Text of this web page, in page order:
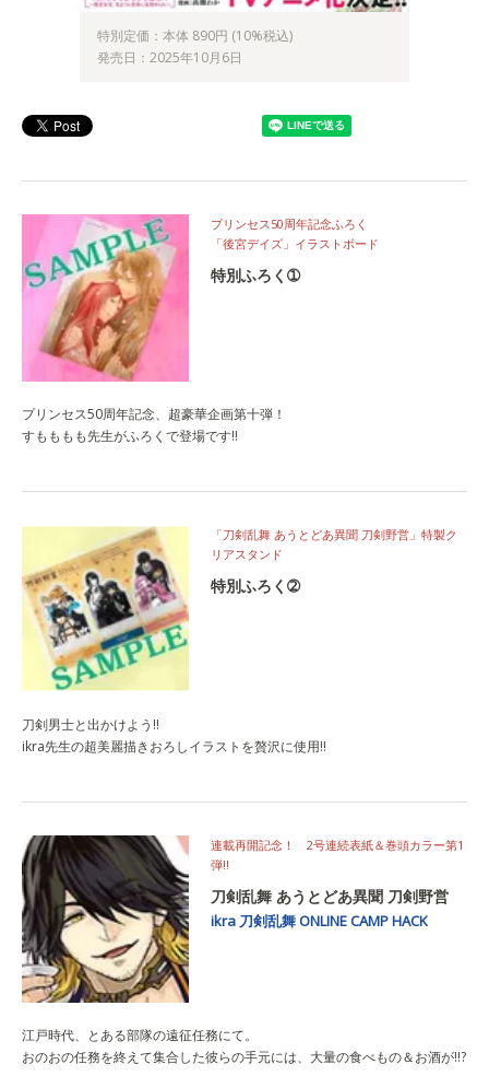
特別定価：本体 890円 (10%税込)
発売日：2025年10月6日
プリンセス50周年記念ふろく
「後宮デイズ」イラストボード
特別ふろく➀
プリンセス50周年記念、超豪華企画第十弾！
すもももも先生がふろくで登場です!!
「刀剣乱舞 あうとどあ異聞 刀剣野営」特製ク
リアスタンド
特別ふろく➁
刀剣男士と出かけよう!!
ikra先生の超美麗描きおろしイラストを贅沢に使用!!
連載再開記念！ 2号連続表紙＆巻頭カラー第1
弾!!
刀剣乱舞 あうとどあ異聞 刀剣野営
ikra 刀剣乱舞 ONLINECAMP HACK
江戸時代、とある部隊の遠征任務にて。
おのおの任務を終えて集合した彼らの手元には、大量の食べもの＆お酒が!!?